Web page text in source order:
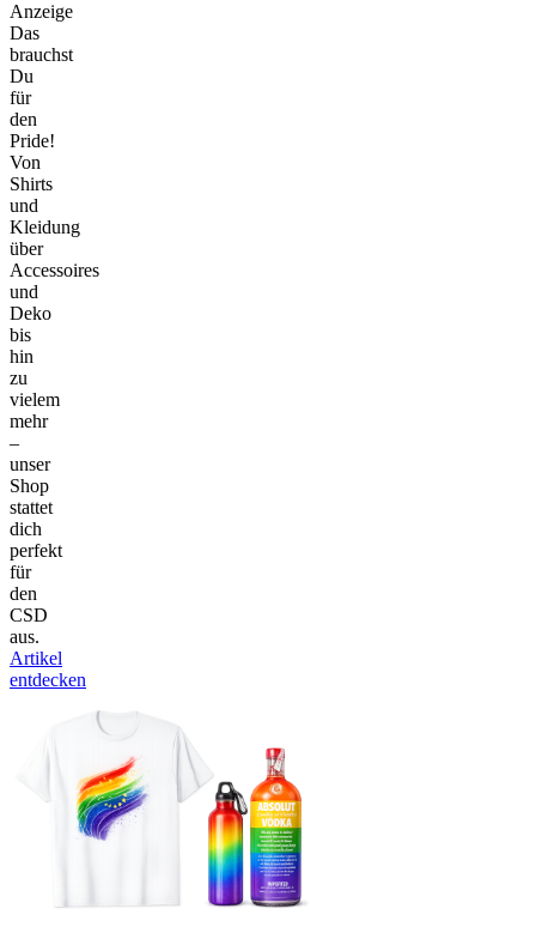
Anzeige
Das
brauchst
Du
für
den
Pride!
Von
Shirts
und
Kleidung
über
Accessoires
und
Deko
bis
hin
zu
vielem
mehr
–
unser
Shop
stattet
dich
perfekt
für
den
CSD
aus.
Artikel
entdecken